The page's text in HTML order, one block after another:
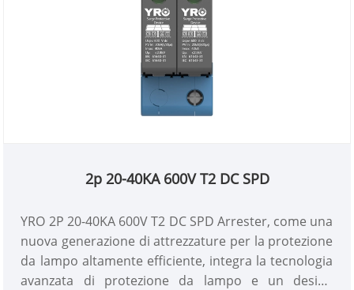
2p 20-40KA 600V T2 DC SPD
YRO 2P 20-40KA 600V T2 DC SPD Arrester, come una
nuova generazione di attrezzature per la protezione
da lampo altamente efficiente, integra la tecnologia
avanzata di protezione da lampo e un design